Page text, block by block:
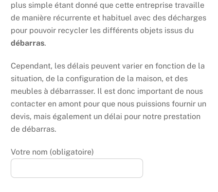
plus simple étant donné que cette entreprise travaille
de manière récurrente et habituel avec des décharges
pour pouvoir recycler les différents objets issus du
débarras.
Cependant, les délais peuvent varier en fonction de la
situation, de la configuration de la maison, et des
meubles à débarrasser. Il est donc important de nous
contacter en amont pour que nous puissions fournir un
devis, mais également un délai pour notre prestation
de débarras.
Votre nom (obligatoire)